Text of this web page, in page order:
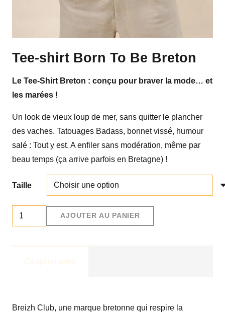
Tee-shirt Born To Be Breton
Le Tee-Shirt Breton : conçu pour braver la mode… et
les marées !
Un look de vieux loup de mer, sans quitter le plancher
des vaches. Tatouages Badass, bonnet vissé, humour
salé : Tout y est. A enfiler sans modération, même par
beau temps (ça arrive parfois en Bretagne) !
Taille
quantité
de
Breton
AJOUTER AU PANIER
Ce qu’on aime
Breizh Club, une marque bretonne qui respire la